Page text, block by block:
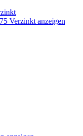
Verzinkt anzeigen